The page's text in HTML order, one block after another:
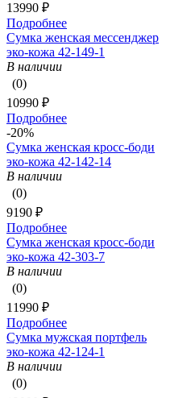
13990 ₽
Подробнее
Сумка женская мессенджер
эко-кожа 42-149-1
В наличии
(0)
10990 ₽
Подробнее
-20%
Сумка женская кросс-боди
эко-кожа 42-142-14
В наличии
(0)
9190 ₽
Подробнее
Сумка женская кросс-боди
эко-кожа 42-303-7
В наличии
(0)
11990 ₽
Подробнее
Сумка мужская портфель
эко-кожа 42-124-1
В наличии
(0)